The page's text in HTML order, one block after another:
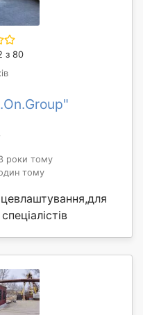
з 80
роки тому
тому